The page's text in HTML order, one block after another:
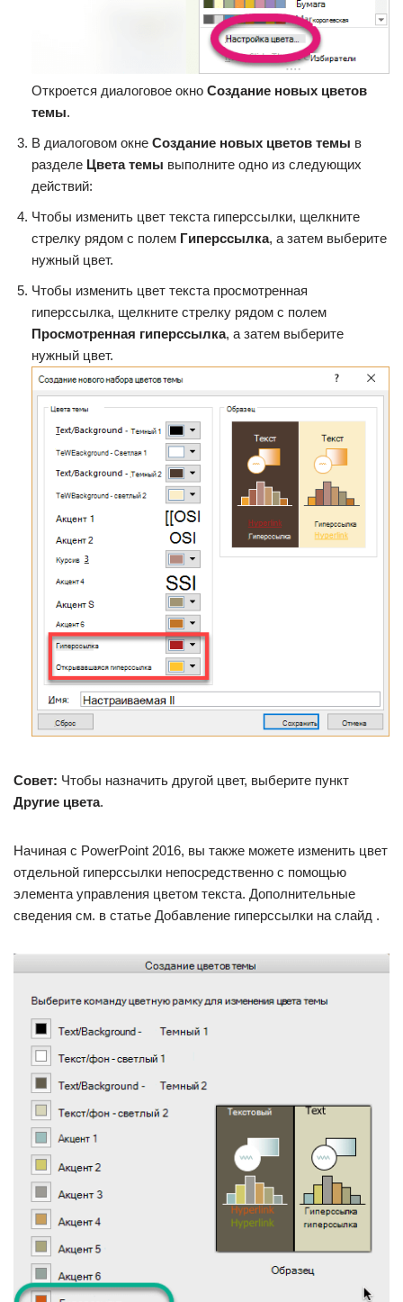
Откроется диалоговое окно Создание новых цветов
темы.
В диалоговом окне Создание новых цветов темы в
разделе Цвета темы выполните одно из следующих
действий:
Чтобы изменить цвет текста гиперссылки, щелкните
стрелку рядом с полем Гиперссылка, а затем выберите
нужный цвет.
Чтобы изменить цвет текста просмотренная
гиперссылка, щелкните стрелку рядом с полем
Просмотренная гиперссылка, а затем выберите
нужный цвет.
Совет: Чтобы назначить другой цвет, выберите пункт
Другие цвета.
Начиная с PowerPoint 2016, вы также можете изменить цвет
отдельной гиперссылки непосредственно с помощью
элемента управления цветом текста. Дополнительные
сведения см. в статье Добавление гиперссылки на слайд .